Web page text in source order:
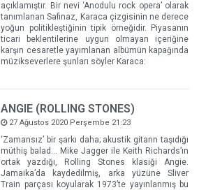
açıklamıştır. Bir nevi ‘Anodulu rock opera’ olarak
tanımlanan Safinaz, Karaca çizgisinin ne derece
yoğun politikleştiğinin tipik örneğidir. Piyasanın
ticari beklentilerine uygun olmayan içeriğine
karşın cesaretle yayımlanan albümün kapağında
müzikseverlere şunları söyler Karaca:
ANGIE (ROLLING STONES)
27 Ağustos 2020 Perşembe 21:23
‘Zamansız’ bir şarkı daha; akustik gitarın taşıdığı
müthiş balad… Mike Jagger ile Keith Richards’ın
ortak yazdığı, Rolling Stones klasiği Angie.
Jamaika’da kaydedilmiş, arka yüzüne Sliver
Train parçası koyularak 1973’te yayınlanmış bu